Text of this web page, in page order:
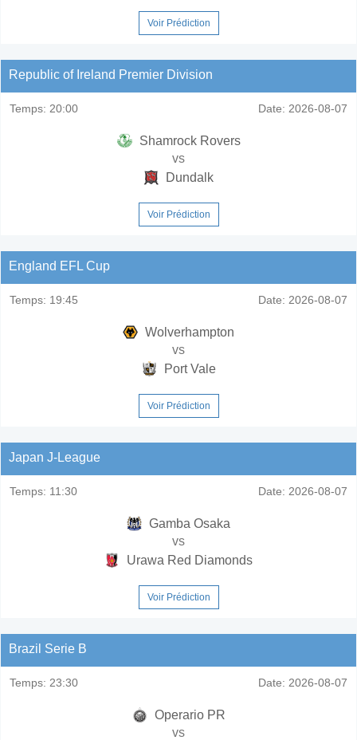
Voir Prédiction
Republic of Ireland Premier Division
Temps: 20:00 Date: 2026-08-07
Shamrock Rovers
vs
Dundalk
Voir Prédiction
England EFL Cup
Temps: 19:45 Date: 2026-08-07
Wolverhampton
vs
Port Vale
Voir Prédiction
Japan J-League
Temps: 11:30 Date: 2026-08-07
Gamba Osaka
vs
Urawa Red Diamonds
Voir Prédiction
Brazil Serie B
Temps: 23:30 Date: 2026-08-07
Operario PR
vs